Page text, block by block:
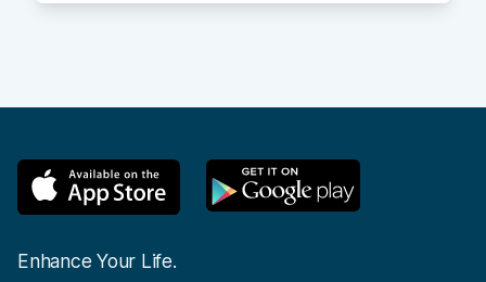
Enhance Your Life.